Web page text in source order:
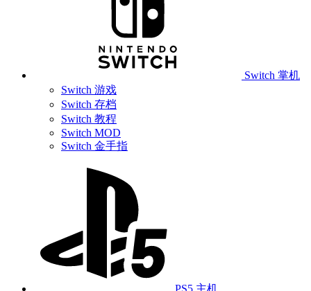
Switch 掌机
Switch 游戏
Switch 存档
Switch 教程
Switch MOD
Switch 金手指